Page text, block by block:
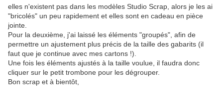
elles n'existent pas dans les modèles Studio Scrap, alors je les ai
"bricolés" un peu rapidement et elles sont en cadeau en pièce
jointe.
Pour la deuxième, j'ai laissé les éléments "groupés", afin de
permettre un ajustement plus précis de la taille des gabarits (il
faut que je continue avec mes cartons !).
Une fois les éléments ajustés à la taille voulue, il faudra donc
cliquer sur le petit trombone pour les dégrouper.
Bon scrap et à bientôt,